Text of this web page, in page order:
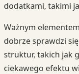
dodatkami, takimi
Ważnym
dobrze sprawdzi
struktur, takich jak
ciekawego efektu